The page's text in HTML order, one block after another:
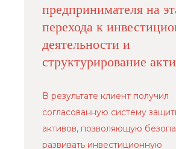
предпринимателя на
перехода к
деятельности и
структурирование
В результате клиент получил
согласованную систему
активов, позволяющую
развивать инвестиционную